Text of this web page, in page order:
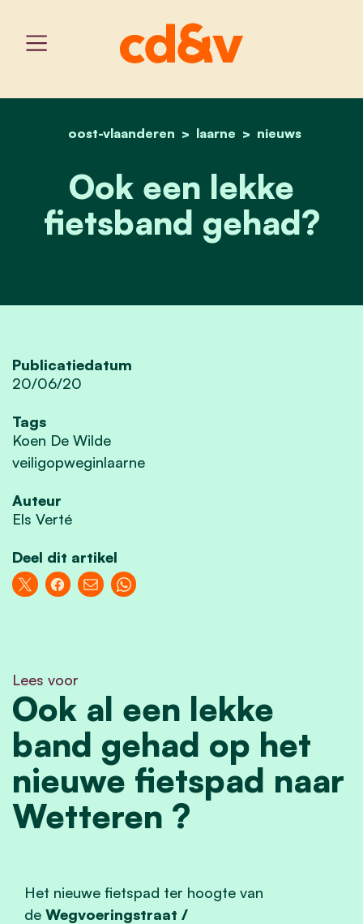
home
oost-vlaanderen laarne nieuws
ook een lekke fietsband
Ook een lekke
fietsband gehad?
Publicatiedatum
20/06/20
Tags
Koen De Wilde
veiligopweginlaarne
Auteur
Els Verté
Deel dit artikel
Lees voor
Ook al een lekke
band gehad op het
nieuwe fietspad naar
Wetteren ?
Het nieuwe fietspad ter hoogte van
de Wegvoeringstraat /